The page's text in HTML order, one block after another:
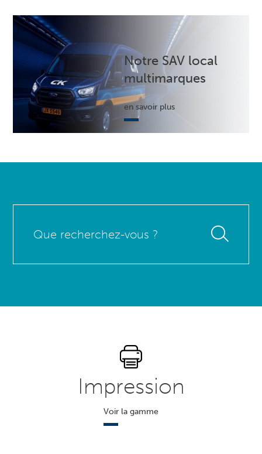
Notre SAV local
multimarques
en savoir plus
recherchez-
?
Impression
Voir la gamme